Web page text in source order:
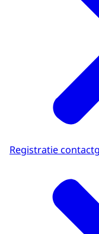
Registratie